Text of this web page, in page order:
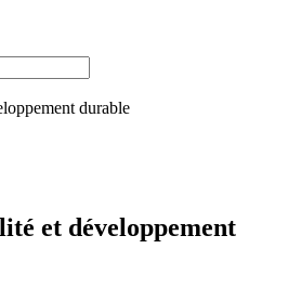
durable
et développement